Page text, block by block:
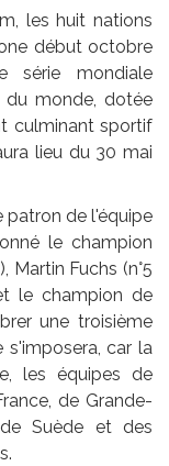
les huit nations
début octobre
série mondiale
du monde, dotée
culminant sportif
lieu du 30 mai
patron de l'équipe
le champion
Martin Fuchs (n°5
le champion de
une troisième
car la
les équipes de
de Grande-
de Suède et des